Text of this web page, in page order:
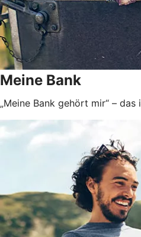
Meine Bank
„Meine Bank gehört mir“ –